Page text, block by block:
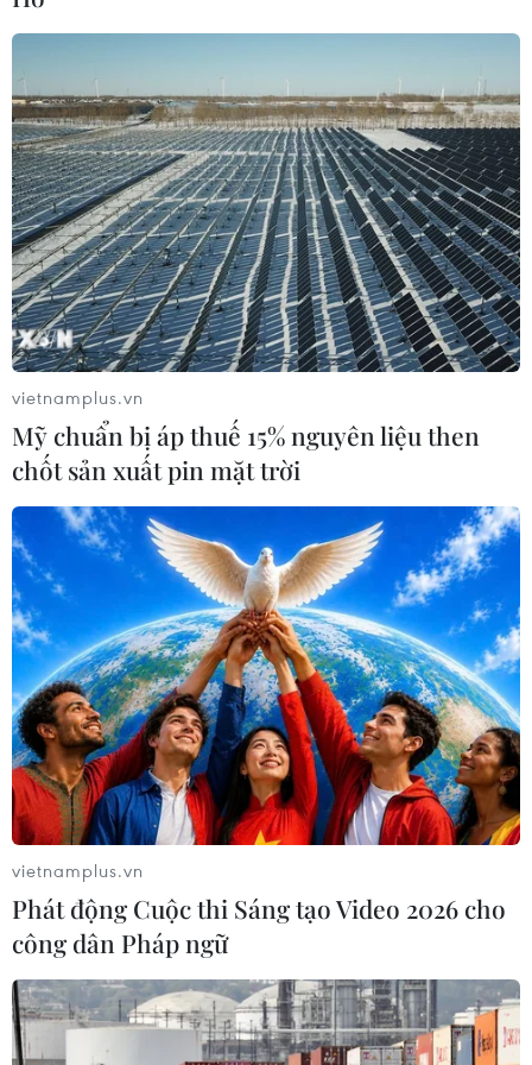
Đầu tư của Việt Nam ra
nước ngoài trong 7 tháng đạt 2,36 tỷ
USD
04/08/2026 23:08
GDP của Ấn Độ có thể vượt mốc
5.000 tỷ USD trong tài khóa 2028-
2029
04/08/2026 23:08
Các thương hiệu xe cao cấp của Đức
trong cuộc khủng hoảng lợi nhuận
04/08/2026 23:03
EU mở tham vấn về phạm vi sản
phẩm thép và những tác động tới
Việt Nam
04/08/2026 13:13
Sửa đổi Luật Dầu khí: Nhà nước vẫn
kiểm soát được quá trình chuyển
nhượng hợp đồng dầu khí
04/08/2026 12:05
Xem thêm
vietnamplus.vn
Mỹ chuẩn bị áp thuế 15% nguyên liệu then
chốt sản xuất pin mặt trời
vietnamplus.vn
Phát động Cuộc thi Sáng tạo Video 2026 cho
công dân Pháp ngữ